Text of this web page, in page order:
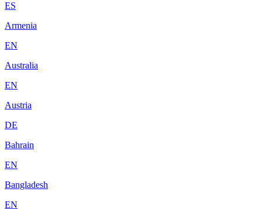
ES
Armenia
EN
Australia
EN
Austria
DE
Bahrain
EN
Bangladesh
EN